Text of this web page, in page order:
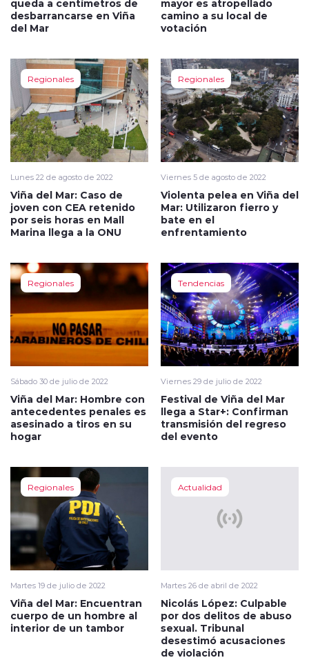
queda a centímetros de
desbarrancarse en Viña
del Mar
mayor es atropellado
camino a su local de
votación
Regionales
Lunes 22 de agosto de 2022
Viña del Mar: Caso de
joven con CEA retenido
por seis horas en Mall
Marina llega a la ONU
Regionales
Viernes 5 de agosto de 2022
Violenta pelea en Viña del
Mar: Utilizaron fierro y
bate en el
enfrentamiento
Regionales
Sábado 30 de julio de 2022
Viña del Mar: Hombre con
antecedentes penales es
asesinado a tiros en su
hogar
Tendencias
Viernes 29 de julio de 2022
Festival de Viña del Mar
llega a Star+: Confirman
transmisión del regreso
del evento
Regionales
Martes 19 de julio de 2022
Viña del Mar: Encuentran
cuerpo de un hombre al
interior de un tambor
Actualidad
Martes 26 de abril de 2022
Nicolás López: Culpable
por dos delitos de abuso
sexual. Tribunal
desestimó acusaciones
de violación